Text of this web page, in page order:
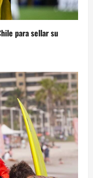
para sellar su